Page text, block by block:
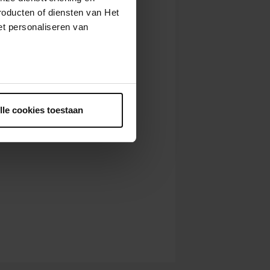
of diensten van Het
personaliseren van
cookies toestaan